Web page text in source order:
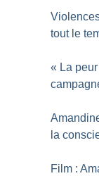
tout le
« La
la
Film :